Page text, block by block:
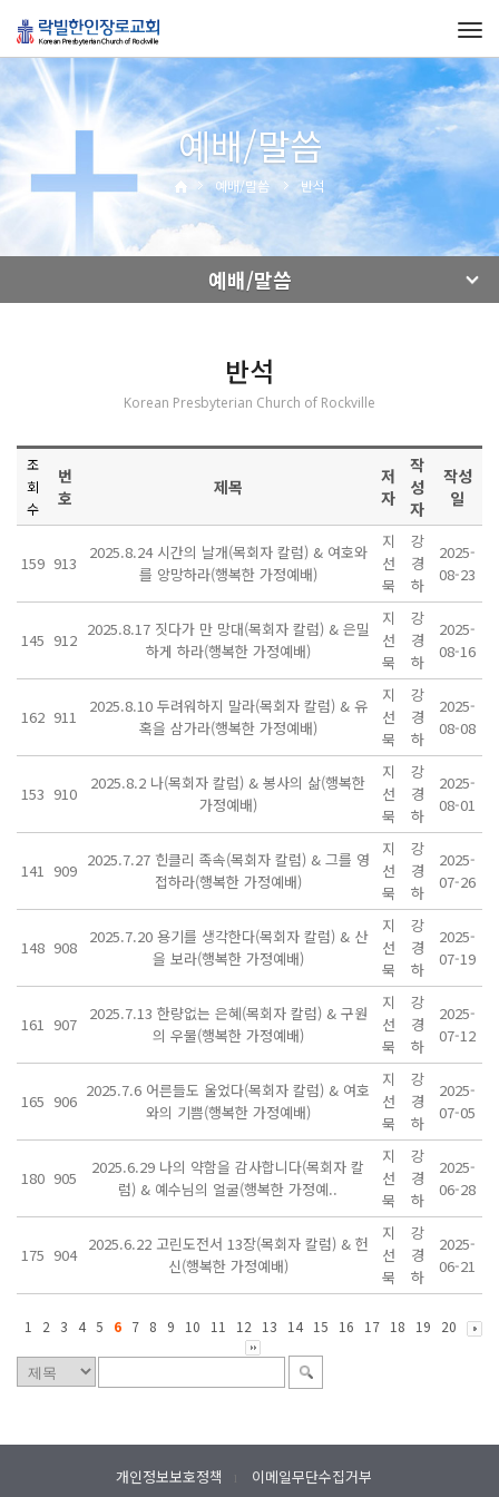
예배/말씀
예배/말씀 반석
예배/말씀
반석
Korean Presbyterian Church of Rockville
조
회
수
번
호
제목
저
자
작
성
자
작성
일
159 913
2025.8.24 시간의 날개(목회자 칼럼) & 여호와
를 앙망하라(행복한 가정예배)
지
선
묵
강
경
하
2025-
08-23
145 912
2025.8.17 짓다가 만 망대(목회자 칼럼) & 은밀
하게 하라(행복한 가정예배)
지
선
묵
강
경
하
2025-
08-16
162 911
2025.8.10 두려워하지 말라(목회자 칼럼) & 유
혹을 삼가라(행복한 가정예배)
지
선
묵
강
경
하
2025-
08-08
153 910
2025.8.2 나(목회자 칼럼) & 봉사의 삶(행복한
가정예배)
지
선
묵
강
경
하
2025-
08-01
141 909
2025.7.27 힌클리 족속(목회자 칼럼) & 그를 영
접하라(행복한 가정예배)
지
선
묵
강
경
하
2025-
07-26
148 908
2025.7.20 용기를 생각한다(목회자 칼럼) & 산
을 보라(행복한 가정예배)
지
선
묵
강
경
하
2025-
07-19
161 907
2025.7.13 한량없는 은혜(목회자 칼럼) & 구원
의 우물(행복한 가정예배)
지
선
묵
강
경
하
2025-
07-12
165 906
2025.7.6 어른들도 울었다(목회자 칼럼) & 여호
와의 기쁨(행복한 가정예배)
지
선
묵
강
경
하
2025-
07-05
180 905
2025.6.29 나의 약함을 감사합니다(목회자 칼
럼) & 예수님의 얼굴(행복한 가정예..
지
선
묵
강
경
하
2025-
06-28
175 904
2025.6.22 고린도전서 13장(목회자 칼럼) & 헌
신(행복한 가정예배)
지
선
묵
강
경
하
2025-
06-21
1 2 3 4 5 6 7 8 9 10 11 12 13 14 15 16 17 18 19 20
개인정보보호정책 l 이메일무단수집거부